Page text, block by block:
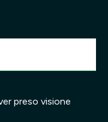
preso visione